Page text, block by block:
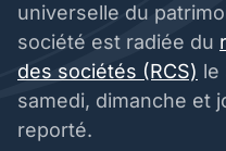
universelle du
société est radiée du
des sociétés (RCS) le
samedi, dimanche et
reporté.